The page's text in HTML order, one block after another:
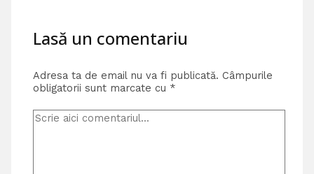
Lasă un comentariu
Adresa ta de email nu va fi publicată. Câmpurile
obligatorii sunt marcate cu *